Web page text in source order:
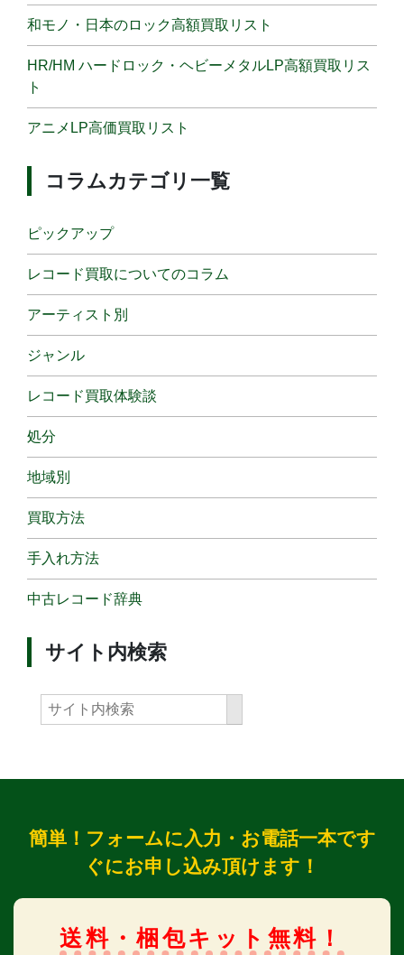
和モノ・日本のロック高額買取リスト
HR/HM ハードロック・ヘビーメタルLP高額買取リス
ト
アニメLP高価買取リスト
コラムカテゴリ一覧
ピックアップ
レコード買取についてのコラム
アーティスト別
ジャンル
レコード買取体験談
処分
地域別
買取方法
手入れ方法
中古レコード辞典
サイト内検索
簡単！フォームに入力・お電話一本です
ぐにお申し込み頂けます！
送料・梱包キット無料！